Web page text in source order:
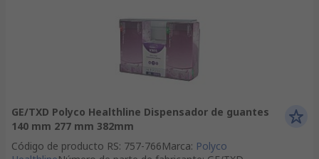
GE/TXD Polyco Healthline Dispensador de guantes
140 mm 277 mm 382mm
Código de producto RS: 757-766Marca: Polyco